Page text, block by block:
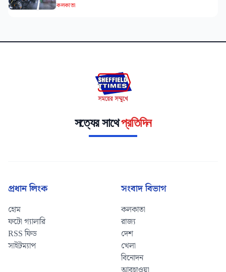
কলকাতা
সত্যের সাথেপ্রতিদিন
প্রধান লিংক
হোম
ফটো গ্যালারি
RSS ফিড
সাইটম্যাপ
সংবাদ বিভাগ
কলকাতা
রাজ্য
দেশ
খেলা
বিনোদন